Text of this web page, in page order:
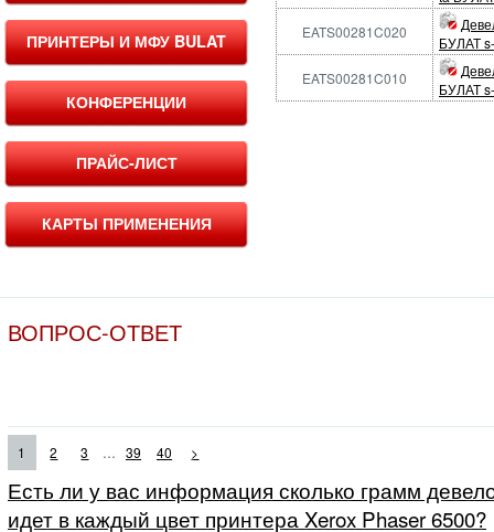
ПРИНТЕРЫ И МФУ BULAT
КОНФЕРЕНЦИИ
ПРАЙС-ЛИСТ
КАРТЫ ПРИМЕНЕНИЯ
EATS00281C020
БУЛАТ
EATS00281C010
БУЛАТ
ВОПРОС-ОТВЕТ
1 2 3 ... 39 40 >
Есть ли у вас информация сколько грамм
идет в каждый цвет принтера Xerox Phaser 6500?